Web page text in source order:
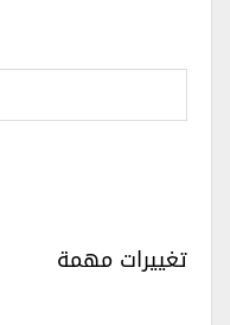
تغييرات مهمة‏‏